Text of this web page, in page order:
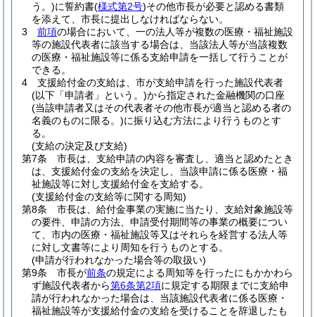
う。)に誓約書(様式第2号)その他市長が必要と認める書類
を添えて、市長に提出しなければならない。
3
前項の場合において、一の法人等が複数の医療・福祉施設
等の施設代表者に該当する場合は、当該法人等が当該複数
の医療・福祉施設等に係る支給申請を一括して行うことが
できる。
4
支援給付金の支給は、市が支給申請を行った施設代表者
(以下「申請者」という。)から指定された金融機関の口座
(当該申請者又はその代表者その他市長が適当と認める者の
名義のものに限る。)に振り込む方法により行うものとす
る。
(支給の決定及び支給)
第7条
市長は、支給申請の内容を審査し、適当と認めたとき
は、支援給付金の支給を決定し、当該申請に係る医療・福
祉施設等に対し支援給付金を支給する。
(支援給付金の支給等に関する周知)
第8条
市長は、給付金事業の実施に当たり、支給対象施設等
の要件、申請の方法、申請受付期間等の事業の概要につい
て、市内の医療・福祉施設等又はそれらを経営する法人等
に対し文書等により周知を行うものとする。
(申請が行われなかった場合等の取扱い)
第9条
市長が前条の規定による周知等を行ったにもかかわら
ず施設代表者から第6条第2項に規定する期限までに支給申
請が行われなかった場合は、当該施設代表者に係る医療・
福祉施設等が支援給付金の支給を受けることを辞退したも